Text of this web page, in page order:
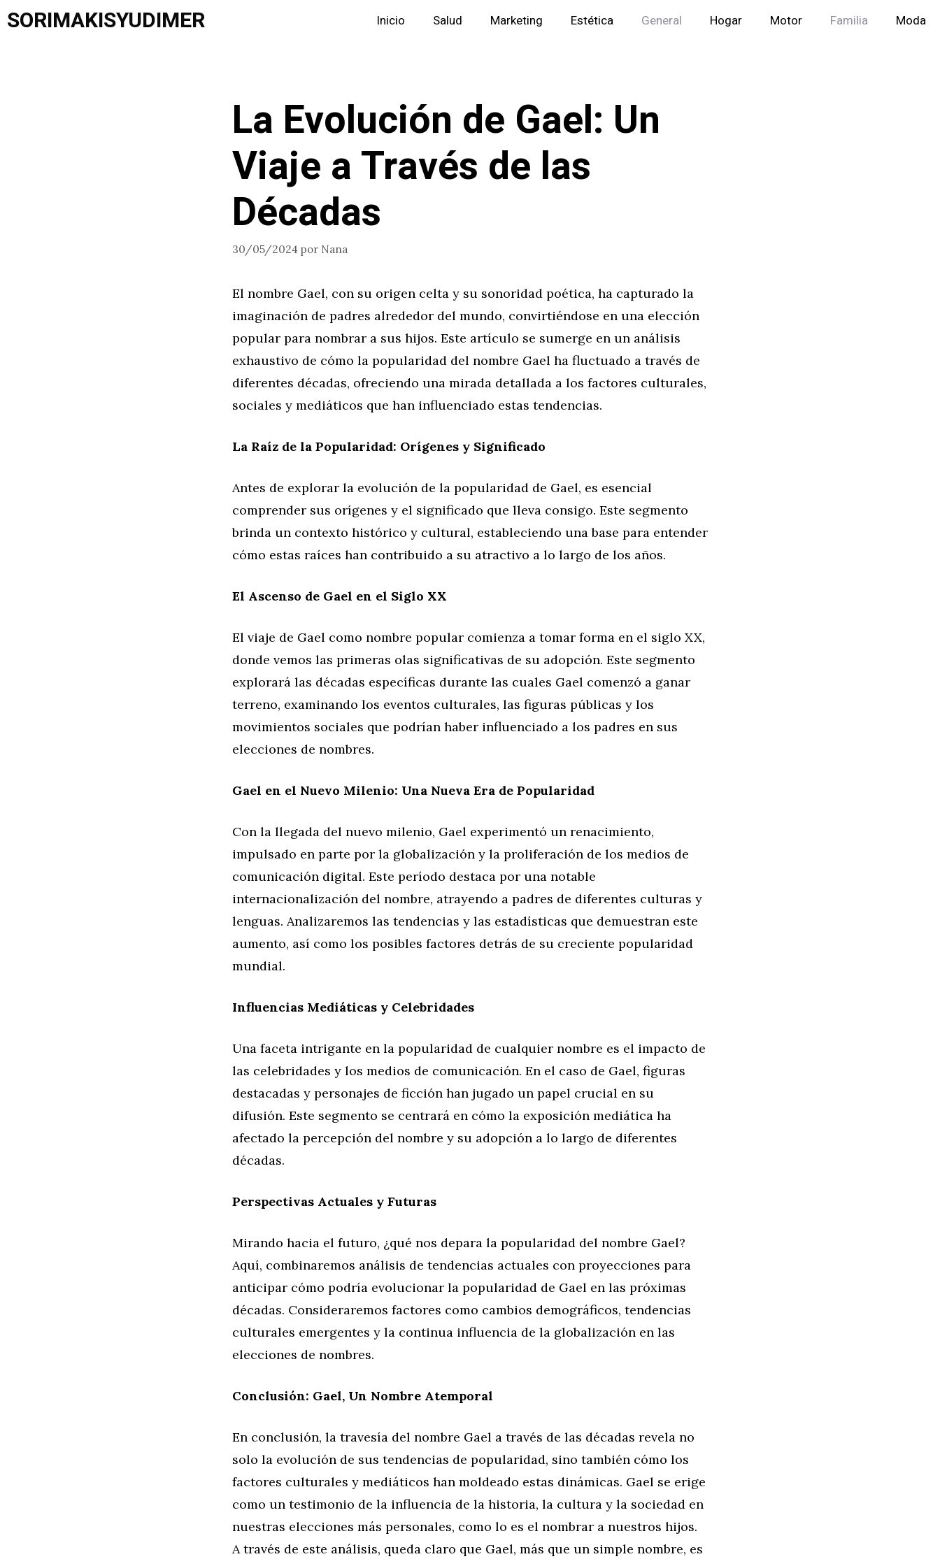
Saltar
SORIMAKISYUDIMER Inicio Salud Marketing Estética General Hogar Motor Familia Moda
La Evolución de Gael: Un
Viaje a Través de las
Décadas
30/05/2024 por Nana
El nombre Gael, con su origen celta y su sonoridad poética, ha capturado la
imaginación de padres alrededor del mundo, convirtiéndose en una elección
popular para nombrar a sus hijos. Este artículo se sumerge en un análisis
exhaustivo de cómo la popularidad del nombre Gael ha fluctuado a través de
diferentes décadas, ofreciendo una mirada detallada a los factores culturales,
sociales y mediáticos que han influenciado estas tendencias.
La Raíz de la Popularidad: Orígenes y Significado
Antes de explorar la evolución de la popularidad de Gael, es esencial
comprender sus orígenes y el significado que lleva consigo. Este segmento
brinda un contexto histórico y cultural, estableciendo una base para entender
cómo estas raíces han contribuido a su atractivo a lo largo de los años.
El Ascenso de Gael en el Siglo XX
El viaje de Gael como nombre popular comienza a tomar forma en el siglo XX,
donde vemos las primeras olas significativas de su adopción. Este segmento
explorará las décadas específicas durante las cuales Gael comenzó a ganar
terreno, examinando los eventos culturales, las figuras públicas y los
movimientos sociales que podrían haber influenciado a los padres en sus
elecciones de nombres.
Gael en el Nuevo Milenio: Una Nueva Era de Popularidad
Con la llegada del nuevo milenio, Gael experimentó un renacimiento,
impulsado en parte por la globalización y la proliferación de los medios de
comunicación digital. Este período destaca por una notable
internacionalización del nombre, atrayendo a padres de diferentes culturas y
lenguas. Analizaremos las tendencias y las estadísticas que demuestran este
aumento, así como los posibles factores detrás de su creciente popularidad
mundial.
Influencias Mediáticas y Celebridades
Una faceta intrigante en la popularidad de cualquier nombre es el impacto de
las celebridades y los medios de comunicación. En el caso de Gael, figuras
destacadas y personajes de ficción han jugado un papel crucial en su
difusión. Este segmento se centrará en cómo la exposición mediática ha
afectado la percepción del nombre y su adopción a lo largo de diferentes
décadas.
Perspectivas Actuales y Futuras
Mirando hacia el futuro, ¿qué nos depara la popularidad del nombre Gael?
Aquí, combinaremos análisis de tendencias actuales con proyecciones para
anticipar cómo podría evolucionar la popularidad de Gael en las próximas
décadas. Consideraremos factores como cambios demográficos, tendencias
culturales emergentes y la continua influencia de la globalización en las
elecciones de nombres.
Conclusión: Gael, Un Nombre Atemporal
En conclusión, la travesía del nombre Gael a través de las décadas revela no
solo la evolución de sus tendencias de popularidad, sino también cómo los
factores culturales y mediáticos han moldeado estas dinámicas. Gael se erige
como un testimonio de la influencia de la historia, la cultura y la sociedad en
nuestras elecciones más personales, como lo es el nombrar a nuestros hijos.
A través de este análisis, queda claro que Gael, más que un simple nombre, es